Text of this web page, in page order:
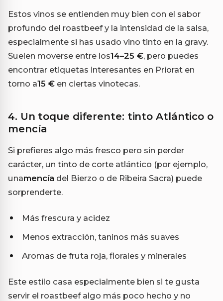
Estos vinos se entienden muy bien con el sabor
profundo del roastbeef y la intensidad de la salsa,
especialmente si has usado vino tinto en la gravy.
Suelen moverse entre los14–25 €, pero puedes
encontrar etiquetas interesantes en Priorat en
torno a15 € en ciertas vinotecas.
4. Un toque diferente: tinto Atlántico o
mencía
Si prefieres algo más fresco pero sin perder
carácter, un tinto de corte atlántico (por ejemplo,
unamencía del Bierzo o de Ribeira Sacra) puede
sorprenderte.
Más frescura y acidez
Menos extracción, taninos más suaves
Aromas de fruta roja, florales y minerales
Este estilo casa especialmente bien si te gusta
servir el roastbeef algo más poco hecho y no